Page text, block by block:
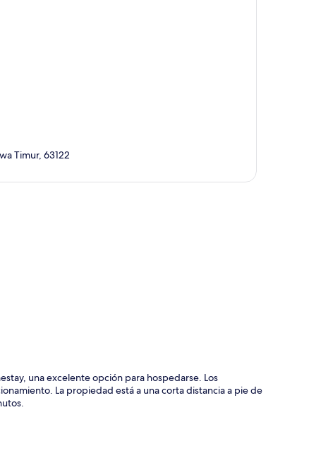
Timur, 63122
una excelente opción para hospedarse. Los
La propiedad está a una corta distancia a pie de